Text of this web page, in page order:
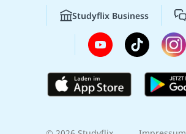
Studyflix Business